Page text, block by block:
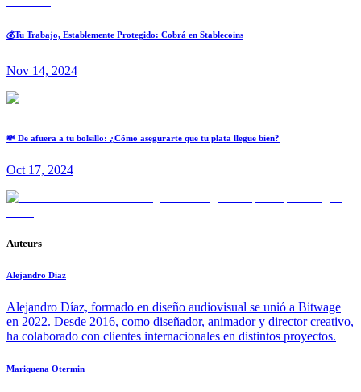
💰Tu Trabajo, Establemente Protegido: Cobrá en Stablecoins
Nov 14, 2024
💸 De afuera a tu bolsillo: ¿Cómo asegurarte que tu plata llegue bien?
Oct 17, 2024
Auteurs
Alejandro Diaz
Alejandro Díaz, formado en diseño audiovisual se unió a Bitwage
en 2022. Desde 2016, como diseñador, animador y director creativo,
ha colaborado con clientes internacionales en distintos proyectos.
Mariquena Otermin